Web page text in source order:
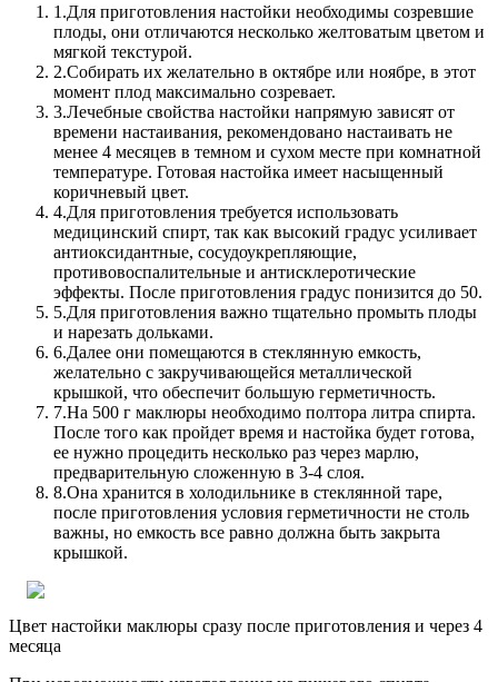
1.Для приготовления настойки необходимы созревшие
плоды, они отличаются несколько желтоватым цветом и
мягкой текстурой.
2.Собирать их желательно в октябре или ноябре, в этот
момент плод максимально созревает.
3.Лечебные свойства настойки напрямую зависят от
времени настаивания, рекомендовано настаивать не
менее 4 месяцев в темном и сухом месте при комнатной
температуре. Готовая настойка имеет насыщенный
коричневый цвет.
4.Для приготовления требуется использовать
медицинский спирт, так как высокий градус усиливает
антиоксидантные, сосудоукрепляющие,
противовоспалительные и антисклеротические
эффекты. После приготовления градус понизится до 50.
5.Для приготовления важно тщательно промыть плоды
и нарезать дольками.
6.Далее они помещаются в стеклянную емкость,
желательно с закручивающейся металлической
крышкой, что обеспечит большую герметичность.
7.На 500 г маклюры необходимо полтора литра спирта.
После того как пройдет время и настойка будет готова,
ее нужно процедить несколько раз через марлю,
предварительную сложенную в 3-4 слоя.
8.Она хранится в холодильнике в стеклянной таре,
после приготовления условия герметичности не столь
важны, но емкость все равно должна быть закрыта
крышкой.
Цвет настойки маклюры сразу после приготовления и через 4
месяца